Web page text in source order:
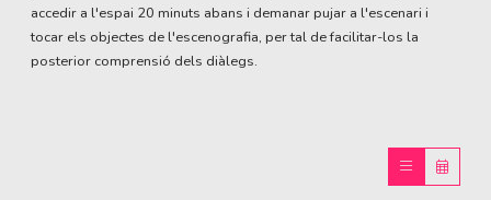
accedir a l'espai 20 minuts abans i demanar pujar a l'escenari i
tocar els objectes de l'escenografia, per tal de facilitar-los la
posterior comprensió dels diàlegs.